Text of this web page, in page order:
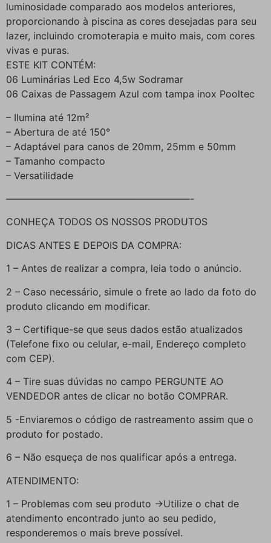
luminosidade comparado aos modelos anteriores,
proporcionando à piscina as cores desejadas para seu
lazer, incluindo cromoterapia e muito mais, com cores
vivas e puras.
ESTE KIT CONTÉM:
06 Luminárias Led Eco 4,5w Sodramar
06 Caixas de Passagem Azul com tampa inox Pooltec
– Ilumina até 12m²
– Abertura de até 150°
– Adaptável para canos de 20mm, 25mm e 50mm
– Tamanho compacto
– Versatilidade
———————————————————-
CONHEÇA TODOS OS NOSSOS PRODUTOS
DICAS ANTES E DEPOIS DA COMPRA:
1 – Antes de realizar a compra, leia todo o anúncio.
2 – Caso necessário, simule o frete ao lado da foto do
produto clicando em modificar.
3 – Certifique-se que seus dados estão atualizados
(Telefone fixo ou celular, e-mail, Endereço completo
com CEP).
4 – Tire suas dúvidas no campo PERGUNTE AO
VENDEDOR antes de clicar no botão COMPRAR.
5 -Enviaremos o código de rastreamento assim que o
produto for postado.
6 – Não esqueça de nos qualificar após a entrega.
ATENDIMENTO:
1 – Problemas com seu produto ->Utilize o chat de
atendimento encontrado junto ao seu pedido,
responderemos o mais breve possível.